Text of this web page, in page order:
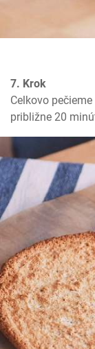
7. Krok
Celkovo
približne 20